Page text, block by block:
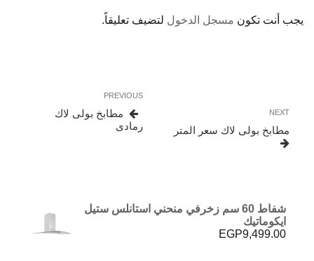
يجب أنت تكون مسجل الدخول لتضيف تعليقاً.
المقالات
Previous
Post
PREVIOUS
مطابخ بولى لاك
رمادى
Next
Post
NEXT
مطابخ بولى لاك سعر المتر
شفاط 60 سم زخرفي منحني استانلس ستيل
ايكوماتيك
EGP9,499.00